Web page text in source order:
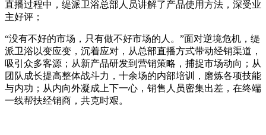
直播过程中，缇派卫浴总部人员讲解了产品使用方法，深受业
主好评；
“没有不好的市场，只有做不好市场的人。”面对逆境危机，缇
派卫浴以变应变，沉着应对，从总部直播方式带动经销渠道，
吸引众多客源；从新产品研发到营销策略，捕捉市场动向；从
团队成长提高整体战斗力，十余场的内部培训，磨炼各项技能
与内功；从内向外凝成上下一心，销售人员密集出差，在终端
一线帮扶经销商，共克时艰。